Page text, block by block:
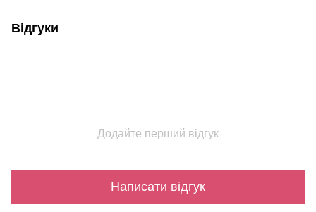
Відгуки
Додайте перший відгук
Написати відгук